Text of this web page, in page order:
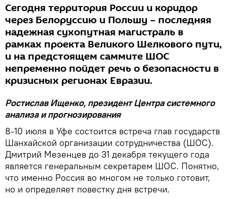
Сегодня территория России и коридор
через Белоруссию и Польшу – последняя
надежная сухопутная магистраль в
рамках проекта Великого Шелкового пути,
и на предстоящем саммите ШОС
непременно пойдет речь о безопасности в
кризисных регионах Евразии.
Ростислав Ищенко, президент Центра системного
анализа и прогнозирования
8-10 июля в Уфе состоится встреча глав государств
Шанхайской организации сотрудничества (ШОС).
Дмитрий Мезенцев до 31 декабря текущего года
является генеральным секретарем ШОС. Понятно,
что именно Россия во многом не только готовит,
но и определяет повестку дня встречи.